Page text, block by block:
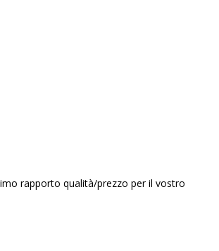
rapporto qualità/prezzo per il vostro